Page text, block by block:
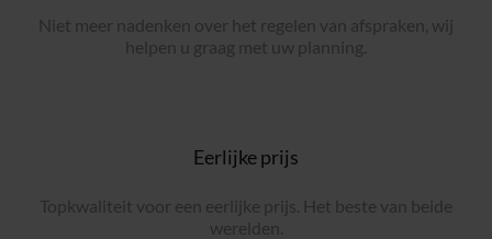
Niet meer nadenken over het regelen van afspraken, wij
helpen u graag met uw planning.
Eerlijke prijs
Topkwaliteit voor een eerlijke prijs. Het beste van beide
werelden.